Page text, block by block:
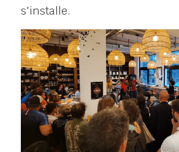
s'installe.